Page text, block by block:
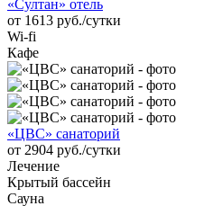
«Султан» отель
от 1613 руб./сутки
Wi-fi
Кафе
«ЦВС» санаторий
от 2904 руб./сутки
Лечение
Крытый бассейн
Сауна